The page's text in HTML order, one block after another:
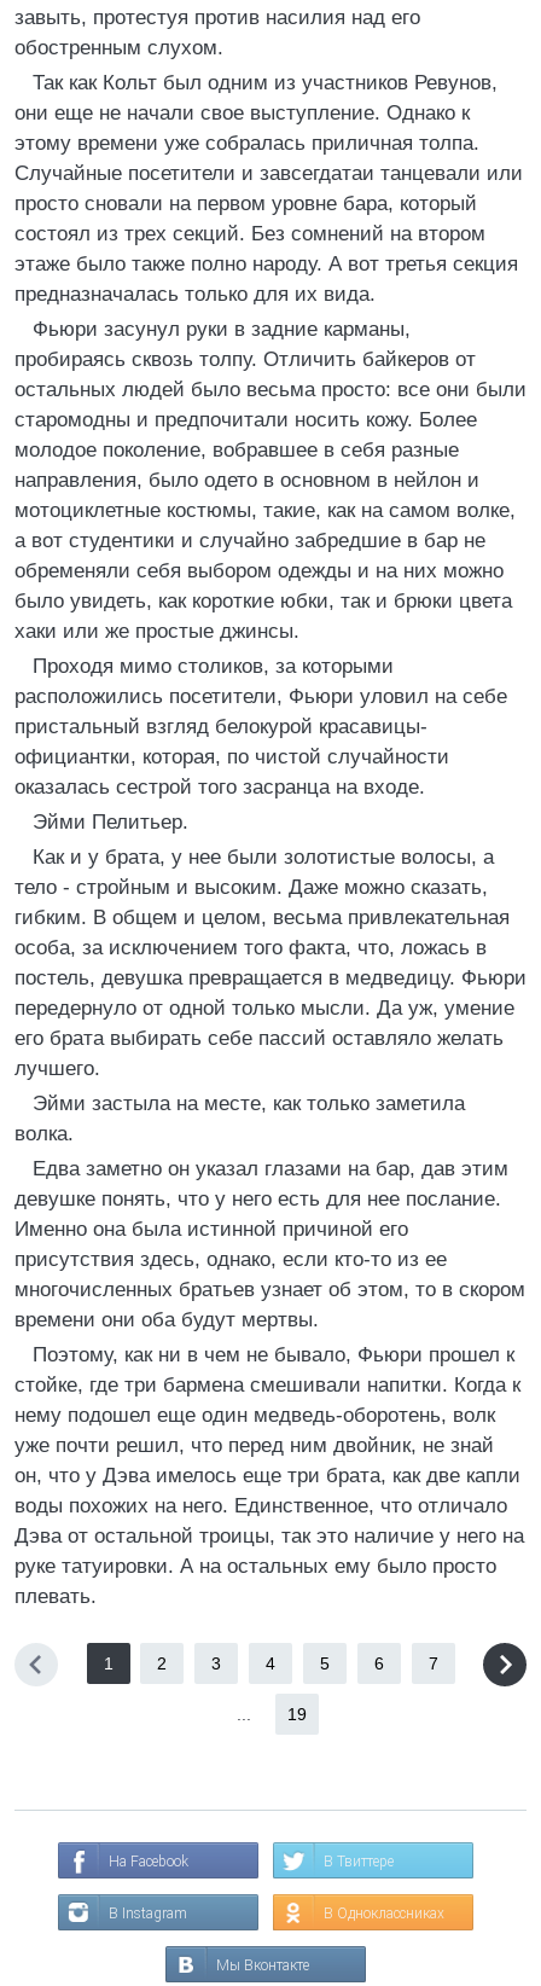
завыть, протестуя против насилия над его
обостренным слухом.
Так как Кольт был одним из участников Ревунов,
они еще не начали свое выступление. Однако к
этому времени уже собралась приличная толпа.
Случайные посетители и завсегдатаи танцевали или
просто сновали на первом уровне бара, который
состоял из трех секций. Без сомнений на втором
этаже было также полно народу. А вот третья секция
предназначалась только для их вида.
Фьюри засунул руки в задние карманы,
пробираясь сквозь толпу. Отличить байкеров от
остальных людей было весьма просто: все они были
старомодны и предпочитали носить кожу. Более
молодое поколение, вобравшее в себя разные
направления, было одето в основном в нейлон и
мотоциклетные костюмы, такие, как на самом волке,
а вот студентики и случайно забредшие в бар не
обременяли себя выбором одежды и на них можно
было увидеть, как короткие юбки, так и брюки цвета
хаки или же простые джинсы.
Проходя мимо столиков, за которыми
расположились посетители, Фьюри уловил на себе
пристальный взгляд белокурой красавицы-
официантки, которая, по чистой случайности
оказалась сестрой того засранца на входе.
Эйми Пелитьер.
Как и у брата, у нее были золотистые волосы, а
тело - стройным и высоким. Даже можно сказать,
гибким. В общем и целом, весьма привлекательная
особа, за исключением того факта, что, ложась в
постель, девушка превращается в медведицу. Фьюри
передернуло от одной только мысли. Да уж, умение
его брата выбирать себе пассий оставляло желать
лучшего.
Эйми застыла на месте, как только заметила
волка.
Едва заметно он указал глазами на бар, дав этим
девушке понять, что у него есть для нее послание.
Именно она была истинной причиной его
присутствия здесь, однако, если кто-то из ее
многочисленных братьев узнает об этом, то в скором
времени они оба будут мертвы.
Поэтому, как ни в чем не бывало, Фьюри прошел к
стойке, где три бармена смешивали напитки. Когда к
нему подошел еще один медведь-оборотень, волк
уже почти решил, что перед ним двойник, не знай
он, что у Дэва имелось еще три брата, как две капли
воды похожих на него. Единственное, что отличало
Дэва от остальной троицы, так это наличие у него на
руке татуировки. А на остальных ему было просто
плевать.
1 2 3 4 5 6 7
19
На Facebook В Твиттере
В Instagram В Одноклассниках
Мы Вконтакте